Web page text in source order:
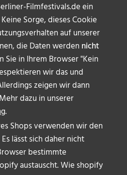
Filmfestivals.de ein
Sorge, dieses Cookie
auf unserer
die Daten werden nicht
Sie in Ihrem Browser "Kein
wir das und
zeigen wir dann
dazu in unserer
.
Shops verwenden wir den
Es lässt sich daher nicht
bestimmte
austauscht. Wie shopify